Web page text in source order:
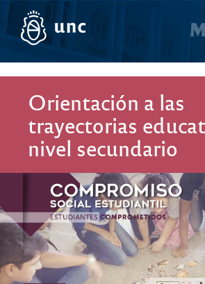
Pasar
contenido
Orientación a las
trayectorias
nivel secundario